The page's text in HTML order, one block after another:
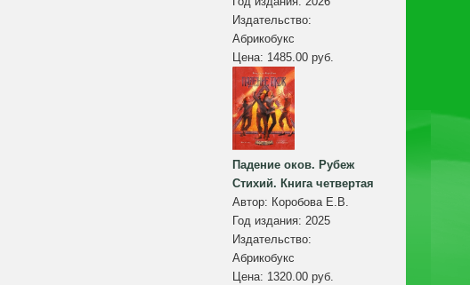
Издательство:
Абрикобукс
Цена: 1485.00 руб.
Падение оков. Рубеж
Стихий. Книга четвертая
Автор: Коробова Е.В.
Год издания: 2025
Издательство:
Абрикобукс
Цена: 1320.00 руб.